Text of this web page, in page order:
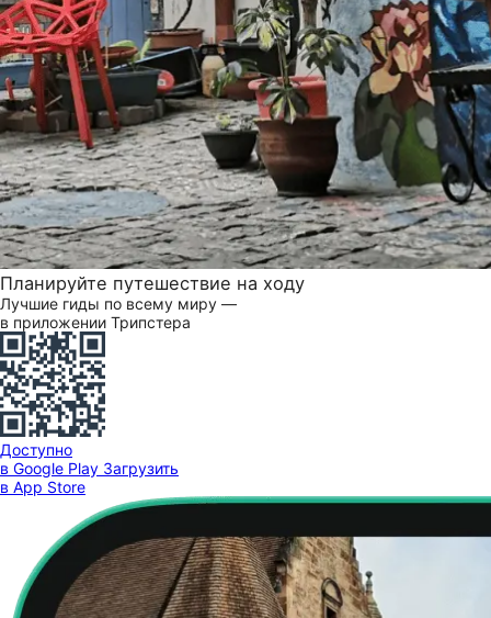
Планируйте путешествие на ходу
Лучшие гиды по всему миру —
в приложении Трипстера
Доступно
в Google Play Загрузить
в App Store